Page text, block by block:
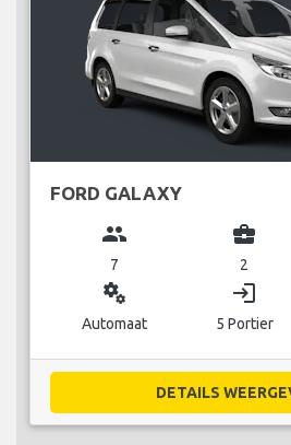
FORD GALAXY
group
7
business_center
2
miscellaneous_services
Automaat
login
5 Portier
DETAILS